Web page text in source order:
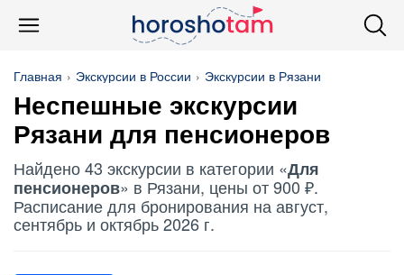
Главная Экскурсии в России Экскурсии в Рязани
Неспешные экскурсии
Рязани для пенсионеров
Найдено 43 экскурсии в категории «Для
пенсионеров» в Рязани, цены от 900 ₽.
Расписание для бронирования на август,
сентябрь и октябрь 2026 г.